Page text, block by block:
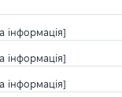
інформація]
інформація]
інформація]